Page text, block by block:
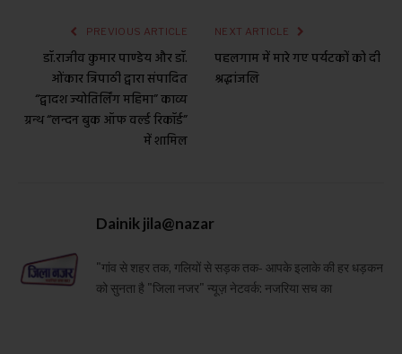
PREVIOUS ARTICLE
डॉ.राजीव कुमार पाण्डेय और डॉ.
ओंकार त्रिपाठी द्वारा संपादित
“द्वादश ज्योतिर्लिंग महिमा” काव्य
ग्रन्थ “लन्दन बुक ऑफ वर्ल्ड रिकॉर्ड”
में शामिल
NEXT ARTICLE
पहलगाम में मारे गए पर्यटकों को दी
श्रद्धांजलि
Dainik jila@nazar
"गांव से शहर तक, गलियों से सड़क तक- आपके इलाके की हर धड़कन
को सुनता है "जिला नजर" न्यूज़ नेटवर्क: नजरिया सच का